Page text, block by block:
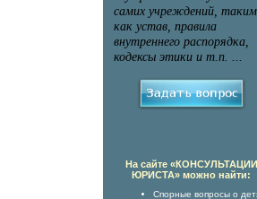
На сайте «КОНСУЛЬТАЦИИ
ЮРИСТА» можно найти:
Спорные вопросы о